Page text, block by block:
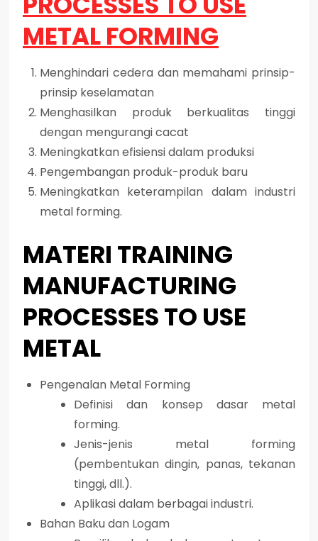
METAL FORMING
Menghindari cedera dan memahami prinsip-
prinsip keselamatan
Menghasilkan produk berkualitas tinggi
dengan mengurangi cacat
Meningkatkan efisiensi dalam produksi
Pengembangan produk-produk baru
Meningkatkan keterampilan dalam industri
metal forming.
MATERI TRAINING
MANUFACTURING
PROCESSES TO USE
METAL
Pengenalan Metal Forming
Definisi dan konsep dasar metal
forming.
Jenis-jenis metal forming
(pembentukan dingin, panas, tekanan
tinggi, dll.).
Aplikasi dalam berbagai industri.
Bahan Baku dan Logam